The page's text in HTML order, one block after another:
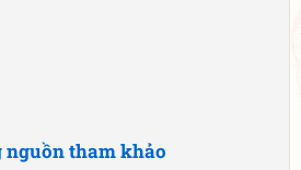
nguồn tham khảo